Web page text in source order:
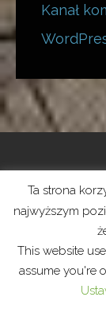
Kanał
Prawa
Ta strona
najwyższym
This website
assume you're